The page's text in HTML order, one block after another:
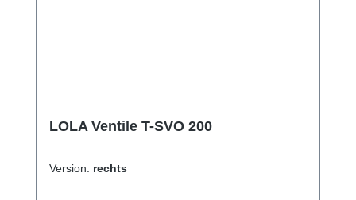
LOLA Ventile T-SVO 200
Version: rechts